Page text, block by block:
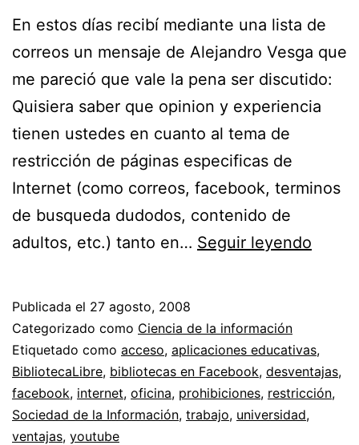
En estos días recibí mediante una lista de
correos un mensaje de Alejandro Vesga que
me pareció que vale la pena ser discutido:
Quisiera saber que opinion y experiencia
tienen ustedes en cuanto al tema de
restricción de páginas especificas de
Internet (como correos, facebook, terminos
de busqueda dudodos, contenido de
adultos, etc.) tanto en… Seguir leyendo
a
Publicada el 27 agosto, 2008
Categorizado como Ciencia de la información
Etiquetado como acceso, aplicaciones educativas,
BibliotecaLibre, bibliotecas en Facebook, desventajas,
facebook, internet, oficina, prohibiciones, restricción,
Sociedad de la Información, trabajo, universidad,
ventajas, youtube